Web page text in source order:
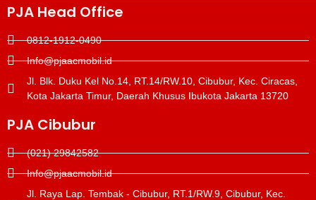
PJA Head Office
0812-1912-0490
Info@pjaacmobil.id
Jl. Blk. Duku Kel No.14, RT.14/RW.10, Cibubur, Kec. Ciracas,
Kota Jakarta Timur, Daerah Khusus Ibukota Jakarta 13720
PJA Cibubur
(021) 29842582
Info@pjaacmobil.id
Jl. Raya Lap. Tembak - Cibubur, RT.1/RW.9, Cibubur, Kec.